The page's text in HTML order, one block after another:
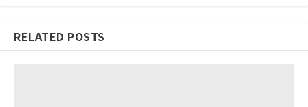
RELATED POSTS